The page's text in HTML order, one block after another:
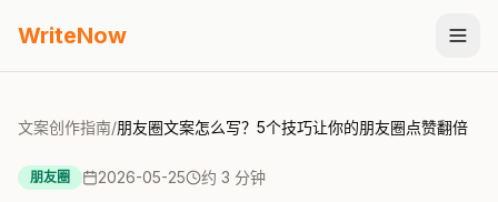
WriteNow
文案创作指南/朋友圈文案怎么写？5个技巧让你的朋友圈点赞翻倍
朋友圈 2026-05-25 约 3 分钟